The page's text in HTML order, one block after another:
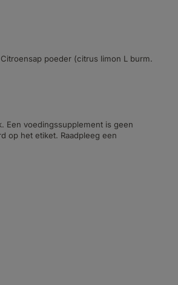
poeder (citrus limon L burm.
Een voedingssupplement is geen
op het etiket. Raadpleeg een